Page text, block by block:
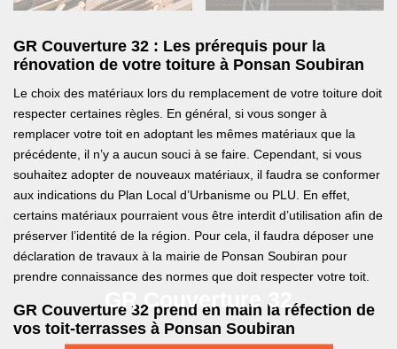
GR Couverture 32
GR Couverture 32 : Les prérequis pour la
rénovation de votre toiture à Ponsan Soubiran
Le choix des matériaux lors du remplacement de votre toiture doit
respecter certaines règles. En général, si vous songer à
remplacer votre toit en adoptant les mêmes matériaux que la
précédente, il n’y a aucun souci à se faire. Cependant, si vous
souhaitez adopter de nouveaux matériaux, il faudra se conformer
aux indications du Plan Local d’Urbanisme ou PLU. En effet,
certains matériaux pourraient vous être interdit d’utilisation afin de
préserver l’identité de la région. Pour cela, il faudra déposer une
déclaration de travaux à la mairie de Ponsan Soubiran pour
prendre connaissance des normes que doit respecter votre toit.
GR Couverture 32 prend en main la réfection de
vos toit-terrasses à Ponsan Soubiran